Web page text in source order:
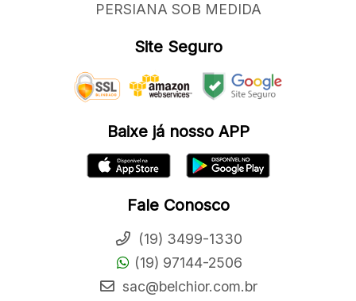
PERSIANA SOB MEDIDA
Site Seguro
Baixe já nosso APP
Fale Conosco
(19) 3499-1330
(19) 97144-2506
sac@belchior.com.br